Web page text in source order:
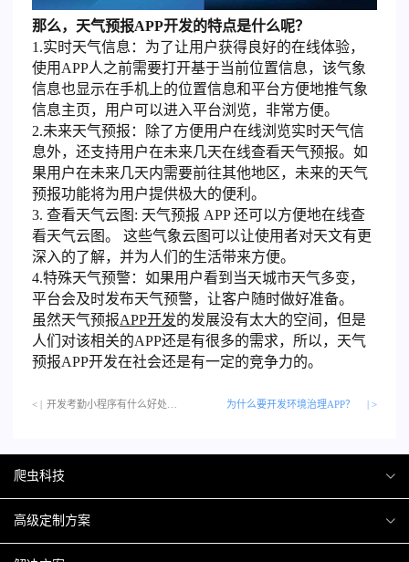
那么，天气预报APP开发的特点是什么呢？
1.实时天气信息：为了让用户获得良好的在线体验，
使用APP人之前需要打开基于当前位置信息，该气象
信息也显示在手机上的位置信息和平台方便地推气象
信息主页，用户可以进入平台浏览，非常方便。
2.未来天气预报：除了方便用户在线浏览实时天气信
息外，还支持用户在未来几天在线查看天气预报。如
果用户在未来几天内需要前往其他地区，未来的天气
预报功能将为用户提供极大的便利。
3. 查看天气云图: 天气预报 APP 还可以方便地在线查
看天气云图。 这些气象云图可以让使用者对天文有更
深入的了解，并为人们的生活带来方便。
4.特殊天气预警：如果用户看到当天城市天气多变，
平台会及时发布天气预警，让客户随时做好准备。
虽然天气预报APP开发的发展没有太大的空间，但是
人们对该相关的APP还是有很多的需求，所以，天气
预报APP开发在社会还是有一定的竞争力的。
< | 为什么要开发环境治理APP？ | >
爬虫科技
爬虫案例
关于爬虫
高级定制方案